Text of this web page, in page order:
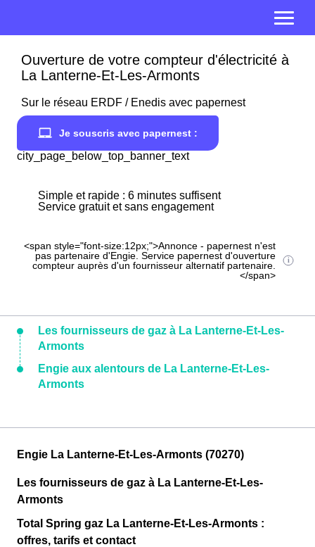
Ouverture de votre compteur d'électricité à
La Lanterne-Et-Les-Armonts
Sur le réseau ERDF / Enedis avec papernest
Je souscris avec papernest :
city_page_below_top_banner_text
Simple et rapide : 6 minutes suffisent
Service gratuit et sans engagement
<span style="font-size:12px;">Annonce - papernest n'est
pas partenaire d'Engie. Service papernest d'ouverture
compteur auprès d'un fournisseur alternatif partenaire.
</span>
Les fournisseurs de gaz à La Lanterne-Et-Les-
Armonts
Engie aux alentours de La Lanterne-Et-Les-
Armonts
Engie La Lanterne-Et-Les-Armonts (70270)
Les fournisseurs de gaz à La Lanterne-Et-Les-
Armonts
Total Spring gaz La Lanterne-Et-Les-Armonts :
offres, tarifs et contact